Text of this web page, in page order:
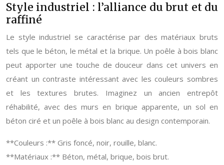
Style industriel : l’alliance du brut et du
raffiné
Le style industriel se caractérise par des matériaux bruts
tels que le béton, le métal et la brique. Un poêle à bois blanc
peut apporter une touche de douceur dans cet univers en
créant un contraste intéressant avec les couleurs sombres
et les textures brutes. Imaginez un ancien entrepôt
réhabilité, avec des murs en brique apparente, un sol en
béton ciré et un poêle à bois blanc au design contemporain.
**Couleurs :** Gris foncé, noir, rouille, blanc.
**Matériaux :** Béton, métal, brique, bois brut.